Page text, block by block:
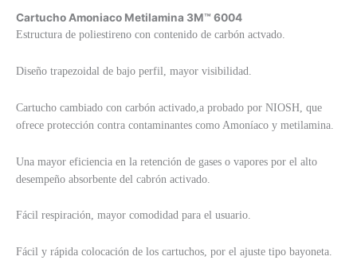
Cartucho Amoniaco Metilamina 3M™ 6004
Estructura de poliestireno con contenido de carbón actvado.
Diseño trapezoidal de bajo perfil, mayor visibilidad.
Cartucho cambiado con carbón activado,a probado por NIOSH, que
ofrece protección contra contaminantes como Amoníaco y metilamina.
Una mayor eficiencia en la retención de gases o vapores por el alto
desempeño absorbente del cabrón activado.
Fácil respiración, mayor comodidad para el usuario.
Fácil y rápida colocación de los cartuchos, por el ajuste tipo bayoneta.